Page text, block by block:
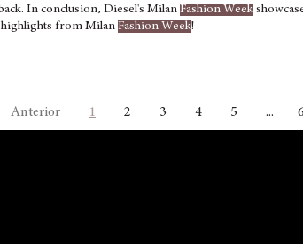
In conclusion, Diesel's MilanFashion Week
highlights from MilanFashion Week!
Anterior 1 2 3 4 5 ...